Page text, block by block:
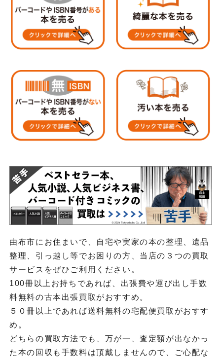
由布市にお住まいで、自宅や実家の本の整理、遺品
整理、引っ越し等でお困りの方、当店の３つの買取
サービスをぜひご利用ください。
100冊以上お持ちであれば、出張費や運び出し手数
料無料の古本出張買取がおすすめ。
５０冊以上であれば送料無料の宅配便買取がおすす
め。
どちらの買取方法でも、万が一、査定額が出なかっ
た本の回収も手数料は頂戴しませんので、ご心配な